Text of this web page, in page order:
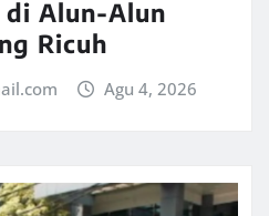
di Alun-Alun
Ricuh
Agu 4, 2026